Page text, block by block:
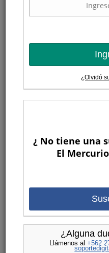
¿Olvidó
¿ No tiene una
El
¿Alguna
Llámenos al +562